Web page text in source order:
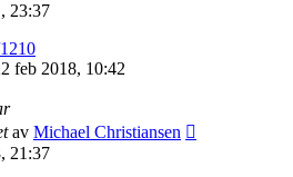
23:37
feb 2018, 10:42
av Michael Christiansen
21:37